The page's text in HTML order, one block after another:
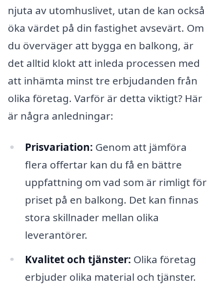
njuta av utomhuslivet, utan de kan också
öka värdet på din fastighet avsevärt. Om
du överväger att bygga en balkong, är
det alltid klokt att inleda processen med
att inhämta minst tre erbjudanden från
olika företag. Varför är detta viktigt? Här
är några anledningar:
Prisvariation: Genom att jämföra
flera offertar kan du få en bättre
uppfattning om vad som är rimligt för
priset på en balkong. Det kan finnas
stora skillnader mellan olika
leverantörer.
Kvalitet och tjänster: Olika företag
erbjuder olika material och tjänster.